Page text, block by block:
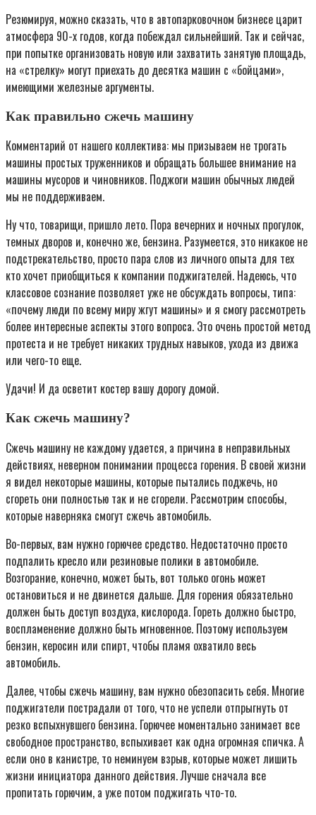
Резюмируя, можно сказать, что в автопарковочном бизнесе царит
атмосфера 90-х годов, когда побеждал сильнейший. Так и сейчас,
при попытке организовать новую или захватить занятую площадь,
на «стрелку» могут приехать до десятка машин с «бойцами»,
имеющими железные аргументы.
Как правильно сжечь машину
Комментарий от нашего коллектива: мы призываем не трогать
машины простых труженников и обращать большее внимание на
машины мусоров и чиновников. Поджоги машин обычных людей
мы не поддерживаем.
Ну что, товарищи, пришло лето. Пора вечерних и ночных прогулок,
темных дворов и, конечно же, бензина. Разумеется, это никакое не
подстрекательство, просто пара слов из личного опыта для тех
кто хочет приобщиться к компании поджигателей. Надеюсь, что
классовое сознание позволяет уже не обсуждать вопросы, типа:
«почему люди по всему миру жгут машины» и я смогу рассмотреть
более интересные аспекты этого вопроса. Это очень простой метод
протеста и не требует никаких трудных навыков, ухода из движа
или чего-то еще.
Удачи! И да осветит костер вашу дорогу домой.
Как сжечь машину?
Сжечь машину не каждому удается, а причина в неправильных
действиях, неверном понимании процесса горения. В своей жизни
я видел некоторые машины, которые пытались поджечь, но
сгореть они полностью так и не сгорели. Рассмотрим способы,
которые наверняка смогут сжечь автомобиль.
Во-первых, вам нужно горючее средство. Недостаточно просто
подпалить кресло или резиновые полики в автомобиле.
Возгорание, конечно, может быть, вот только огонь может
остановиться и не двинется дальше. Для горения обязательно
должен быть доступ воздуха, кислорода. Гореть должно быстро,
воспламенение должно быть мгновенное. Поэтому используем
бензин, керосин или спирт, чтобы пламя охватило весь
автомобиль.
Далее, чтобы сжечь машину, вам нужно обезопасить себя. Многие
поджигатели пострадали от того, что не успели отпрыгнуть от
резко вспыхнувшего бензина. Горючее моментально занимает все
свободное пространство, вспыхивает как одна огромная спичка. А
если оно в канистре, то неминуем взрыв, которые может лишить
жизни инициатора данного действия. Лучше сначала все
пропитать горючим, а уже потом поджигать что-то.